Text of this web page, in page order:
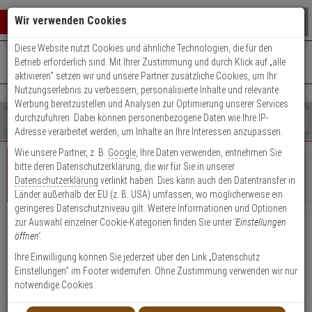
Warenkorb schließen
0 ARTIKEL IM WARENKORB
Ihr Warenkorb ist momentan leer.
Ergebnisse ()
Fertig
Shop
durchsuchen
Bitte
geben
Sie
mindestens
Zeichen
ein,
um
Suche
Es
wurde
noch
Kategorien
Suche
gestartet
+49 (0)821 899 493-0Mo. - Do.: 8:00 - 16:30 | Fr.: 8:00 - 14:00 Uhr
Kontaktservice nutzen
Geschäftskunde Privatkunde Login
Vorteile für Geschäftskunden, Händler &
Attraktive Einkaufspreise, Rabatte und Zahlungskonditionen
Kauf auf Rechnung (nach positiver Bonitätsauskunft)
Persönliche Ansprechpartner durch Key Account Manager/Techniker
Wir verwenden Cookies
Diese Website nutzt Cookies und ähnliche Technologien, die für den
Betrieb erforderlich sind. Mit Ihrer Zustimmung und durch Klick auf „alle
aktivieren“ setzen wir und unsere Partner zusätzliche Cookies, um Ihr
Nutzungserlebnis zu verbessern, personalisierte Inhalte und relevante
Werbung bereitzustellen und Analysen zur Optimierung unserer Services
durchzuführen. Dabei können personenbezogene Daten wie Ihre IP-
Adresse verarbeitet werden, um Inhalte an Ihre Interessen anzupassen.
Wie unsere Partner, z. B. Google , Ihre Daten verwenden, entnehmen Sie
bitte deren Datenschutzerklärung, die wir für Sie in unserer
Datenschutzerklärung verlinkt haben. Dies kann auch den Datentransfer in
Länder außerhalb der EU (z. B. USA) umfassen, wo möglicherweise ein
geringeres Datenschutzniveau gilt. Weitere Informationen und Optionen
zur Auswahl einzelner Cookie-Kategorien finden Sie unter 'Einstellungen
öffnen'.
Ihre Einwilligung können Sie jederzeit über den Link „Datenschutz
Einstellungen“ im Footer widerrufen. Ohne Zustimmung verwenden wir nur
notwendige Cookies.